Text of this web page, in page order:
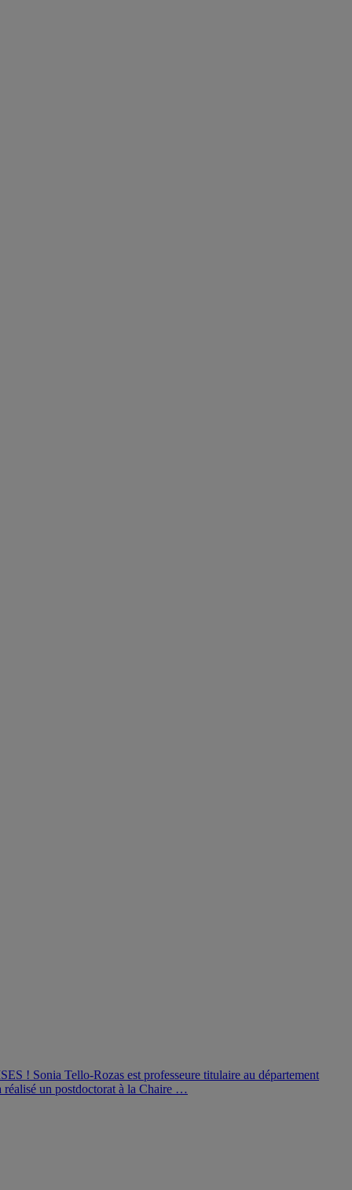
! Sonia Tello-Rozas est professeure titulaire au département
réalisé un postdoctorat à la Chaire …